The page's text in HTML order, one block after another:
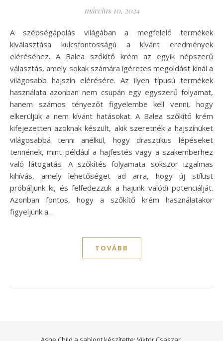
március 10, 2024
A szépségápolás világában a megfelelő termékek
kiválasztása kulcsfontosságú a kívánt eredmények
eléréséhez. A Balea szőkítő krém az egyik népszerű
választás, amely sokak számára ígéretes megoldást kínál a
világosabb hajszín elérésére. Az ilyen típusú termékek
használata azonban nem csupán egy egyszerű folyamat,
hanem számos tényezőt figyelembe kell venni, hogy
elkerüljük a nem kívánt hatásokat. A Balea szőkítő krém
kifejezetten azoknak készült, akik szeretnék a hajszínüket
világosabbá tenni anélkül, hogy drasztikus lépéseket
tennének, mint például a hajfestés vagy a szakemberhez
való látogatás. A szőkítés folyamata sokszor izgalmas
kihívás, amely lehetőséget ad arra, hogy új stílust
próbáljunk ki, és felfedezzük a hajunk valódi potenciálját.
Azonban fontos, hogy a szőkítő krém használatakor
figyeljünk a…
TOVÁBB